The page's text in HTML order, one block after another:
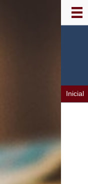
Inicial